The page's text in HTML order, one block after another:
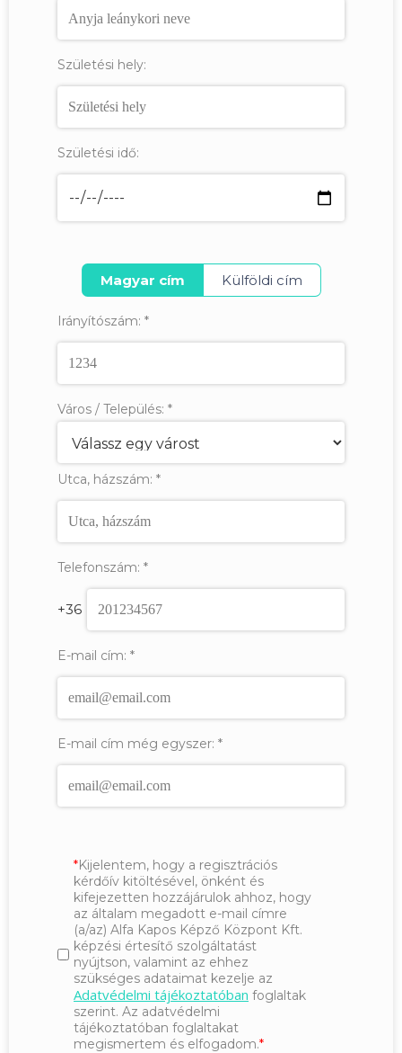
Születési hely:
Születési idő:
Magyar cím Külföldi cím
Irányítószám: *
Város / Település: *
Utca, házszám: *
Telefonszám: *
+36
E-mail cím: *
E-mail cím még egyszer: *
Kijelentem, hogy a regisztrációs
kérdőív kitöltésével, önként és
kifejezetten hozzájárulok ahhoz, hogy
az általam megadott e-mail címre
(a/az) Alfa Kapos Képző Központ Kft.
képzési értesítő szolgáltatást
nyújtson, valamint az ehhez
szükséges adataimat kezelje az
Adatvédelmi tájékoztatóban foglaltak
szerint. Az adatvédelmi
tájékoztatóban foglaltakat
megismertem és elfogadom.